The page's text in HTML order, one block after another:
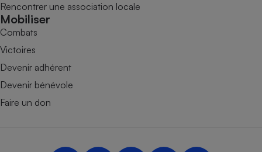
Rencontrer une association locale
Mobiliser
Combats
Victoires
Devenir adhérent
Devenir bénévole
Faire un don